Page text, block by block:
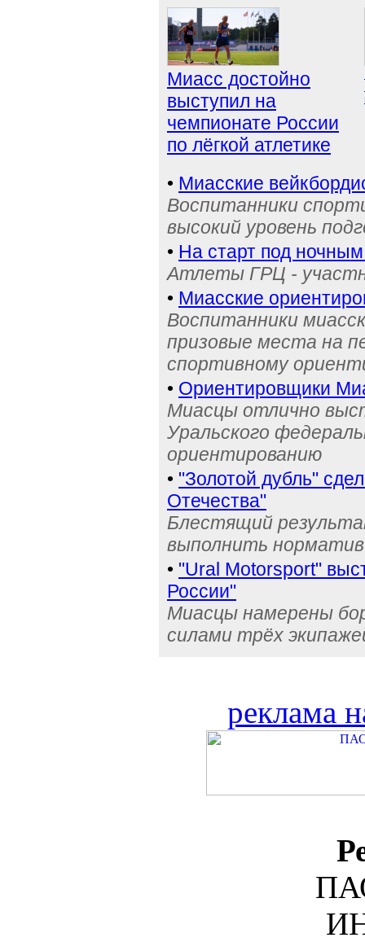
Миасс достойно
выступил на
чемпионате России
по лёгкой атлетике
• Миасские
Воспитанники
высокий уровень
• На старт под
Атлеты ГРЦ -
• Миасские
Воспитанники
призовые места на
спортивному
• Ориентировщики
Миасцы отлично
Уральского
ориентированию
• "Золотой дубль"
Отечества"
Блестящий
выполнить
• "Ural Motorsport"
России"
Миасцы намерены
силами трёх
реклама